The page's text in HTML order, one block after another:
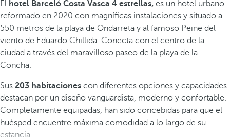
El hotel Barceló Costa Vasca 4 estrellas, es un hotel urbano
reformado en 2020 con magníficas instalaciones y situado a
550 metros de la playa de Ondarreta y al famoso Peine del
viento de Eduardo Chillida. Conecta con el centro de la
ciudad a través del maravilloso paseo de la playa de la
Concha.
Sus 203 habitaciones con diferentes opciones y capacidades
destacan por un diseño vanguardista, moderno y confortable.
Completamente equipadas, han sido concebidas para que el
huésped encuentre máxima comodidad a lo largo de su
estancia.